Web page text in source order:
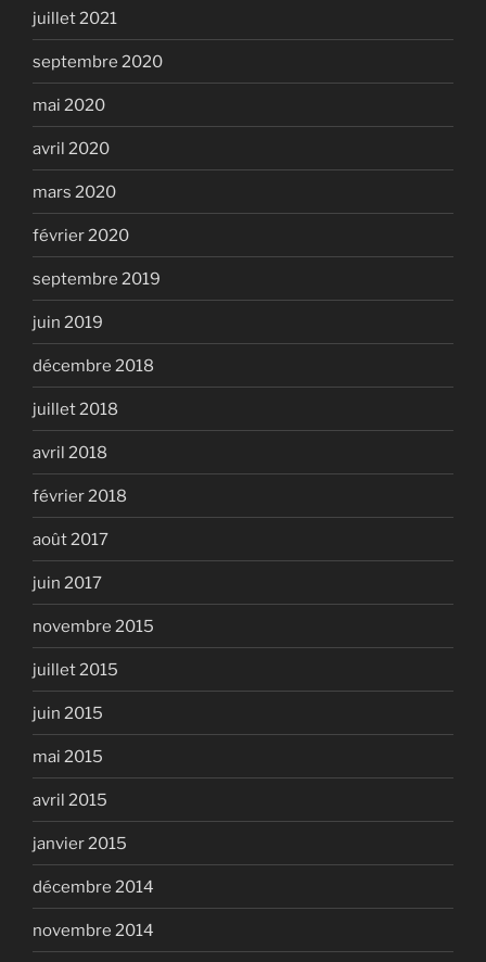
juillet 2021
septembre 2020
mai 2020
avril 2020
mars 2020
février 2020
septembre 2019
juin 2019
décembre 2018
juillet 2018
avril 2018
février 2018
août 2017
juin 2017
novembre 2015
juillet 2015
juin 2015
mai 2015
avril 2015
janvier 2015
décembre 2014
novembre 2014